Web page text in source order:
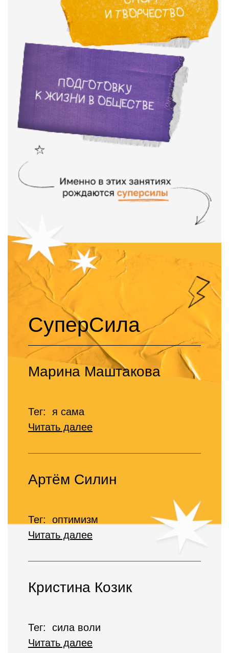
СуперСила
Марина Маштакова
Тег: я сама
Читать далее
Артём Силин
Тег: оптимизм
Читать далее
Кристина Козик
Тег: сила воли
Читать далее